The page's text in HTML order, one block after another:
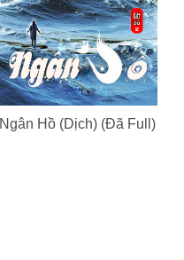
Ngân Hồ (Dịch) (Đã Full)